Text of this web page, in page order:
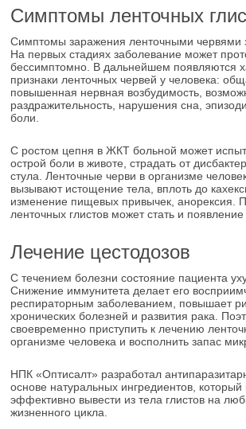
Симптомы ленточных
Симптомы заражения ленточными червями
На первых стадиях заболевание может
бессимптомно. В дальнейшем появляются
признаки ленточных червей у человека:
повышенная нервная возбудимость,
раздражительность, нарушения сна,
боли.
С ростом цепня в ЖКТ больной может
острой боли в животе, страдать от
стула. Ленточные черви в организме
вызывают истощение тела, вплоть до
изменение пищевых привычек, анорексия.
ленточных глистов может стать и появление
Лечение цестодозов
С течением болезни состояние пациента
Снижение иммунитета делает его
респираторным заболеванием, повышает
хронических болезней и развития рака.
своевременно приступить к лечению
организме человека и восполнить запас
НПК «Оптисалт» разработал
основе натуральных ингредиентов, который
эффективно вывести из тела глистов на
жизненного цикла.